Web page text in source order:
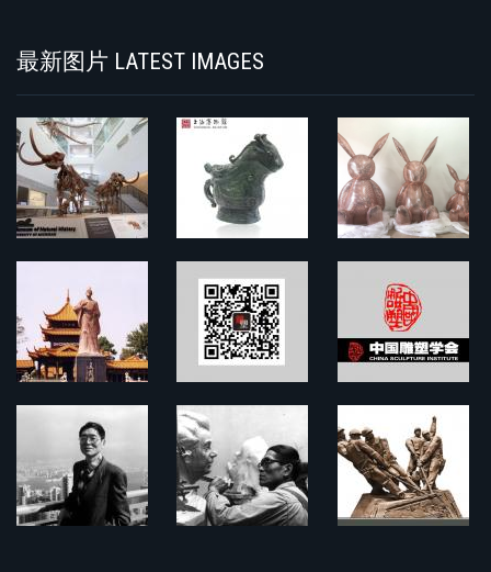
最新图片 LATEST IMAGES